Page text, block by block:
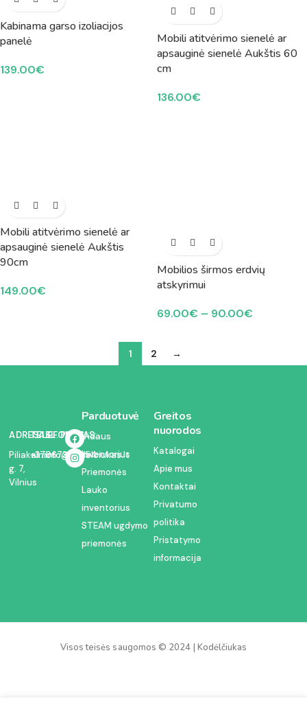
Kabinama garso izoliacijos
panelė
139.00€
Mobili atitvėrimo sienelė ar
apsauginė sienelė Aukštis 60
cm
136.00€
Mobili atitvėrimo sienelė ar
apsauginė sienelė Aukštis
90cm
149.00€
Mobilios širmos erdvių
atskyrimui
69.00€ – 90.00€
1 2 →
ADRESAS:
Piliakalnio
g. 7,
Vilnius
TELEFONAS:
+37067350054
EL. PAŠTAS:
info@kodelciukas.lt
Parduotuvė
Vidaus
inventorius
Priemonės
Lauko
inventorius
STEAM ugdymo
priemonės
Greitos
nuorodos
Katalogai
Apie mus
Kontaktai
Privatumo
politika
Pristatymo
informacija
Visos teisės saugomos © 2024 | Kodėlčiukas